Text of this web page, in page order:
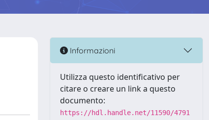
Informazioni
Utilizza questo identificativo per
citare o creare un link a questo
documento:
https://hdl.handle.net/11590/4791